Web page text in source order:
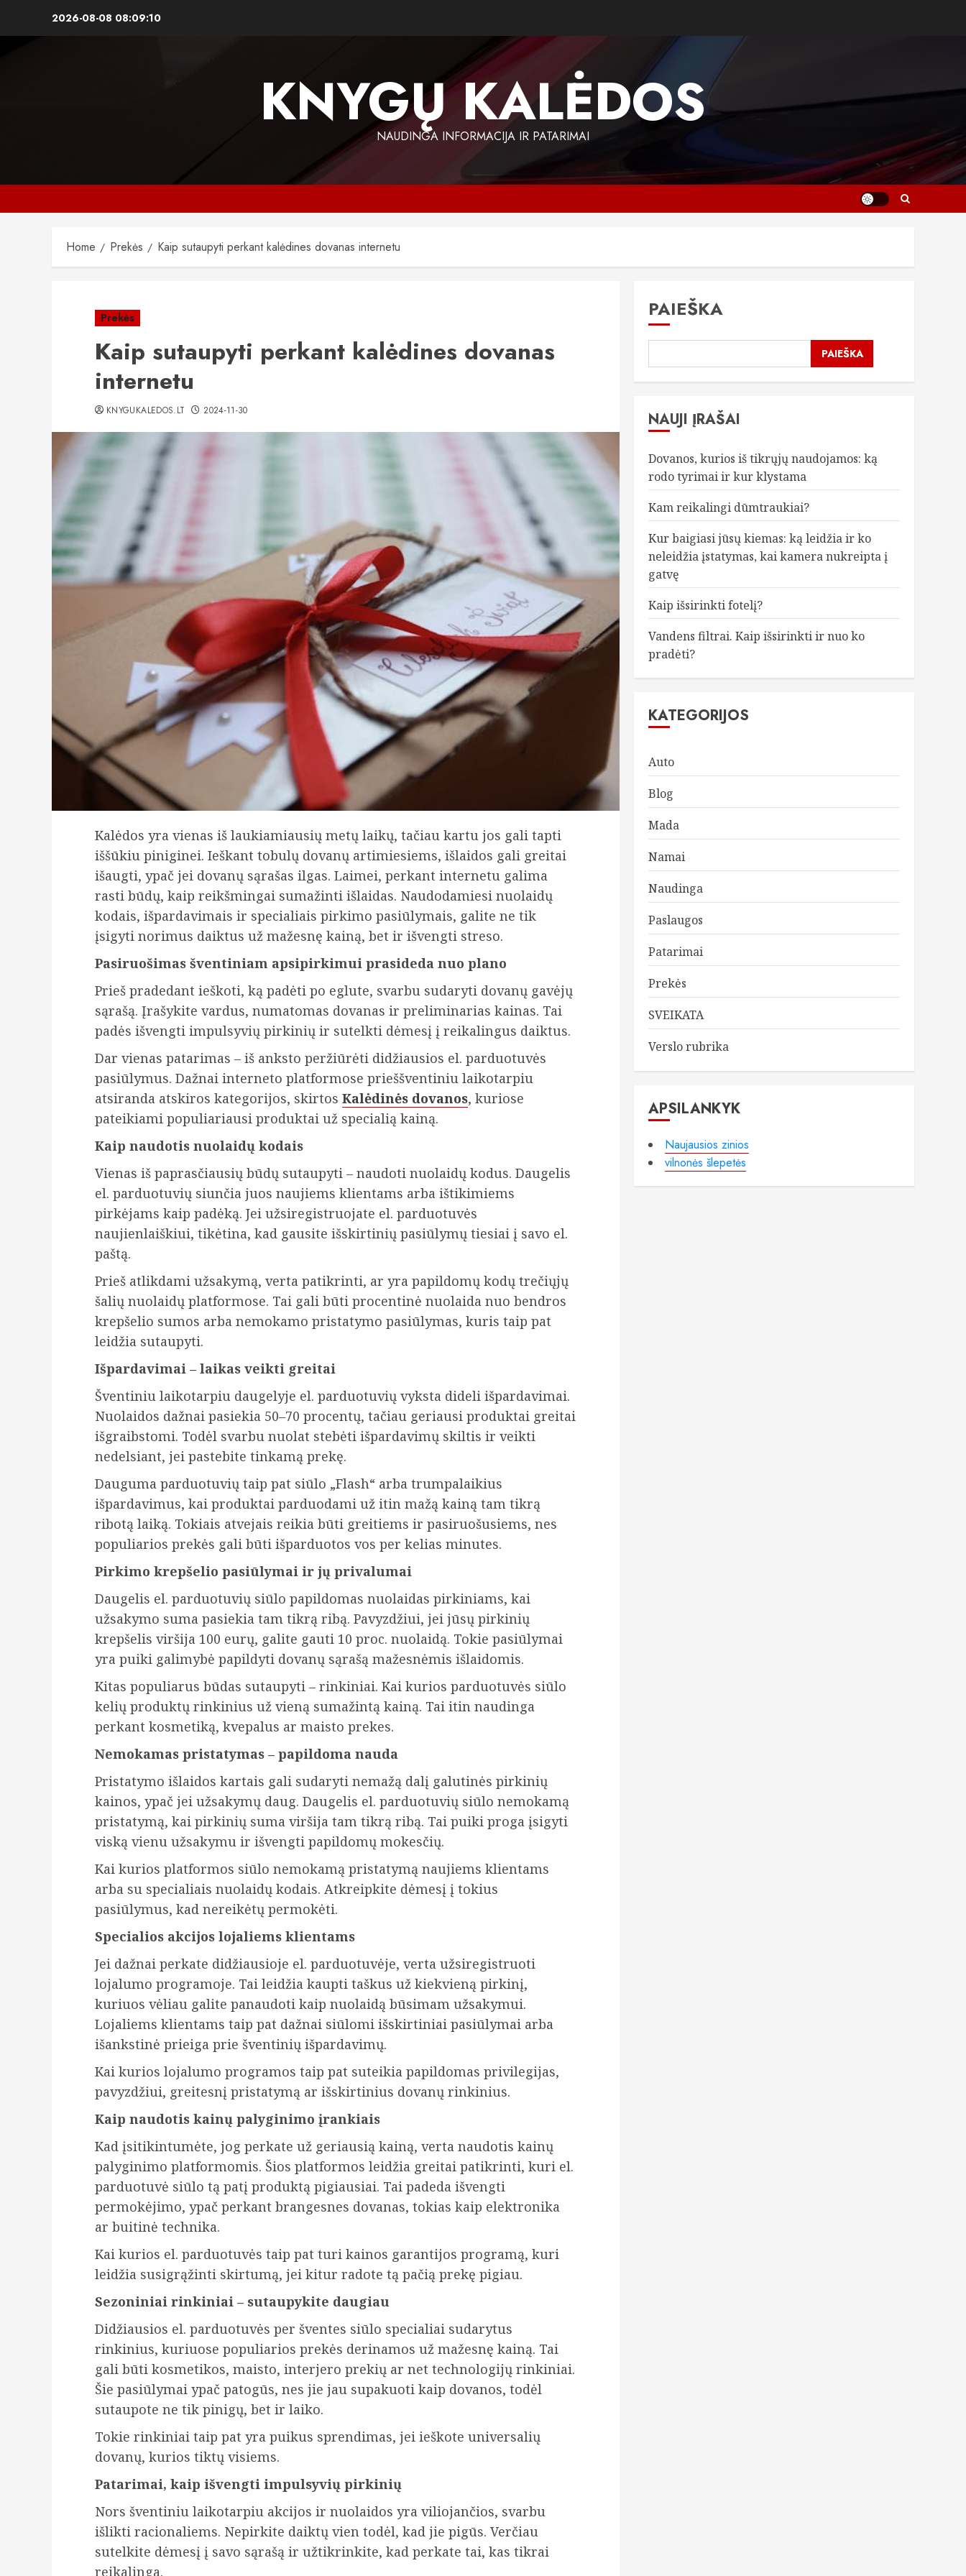
2026-08-08 08:09:11
KNYGŲ KALĖDOS
NAUDINGA INFORMACIJA IR PATARIMAI
Home Prekės Kaip sutaupyti perkant kalėdines dovanas internetu
Prekės
Kaip sutaupyti perkant kalėdines dovanas
internetu
KNYGUKALEDOS.LT 2024-11-30
Kalėdos yra vienas iš laukiamiausių metų laikų, tačiau kartu jos gali tapti
iššūkiu piniginei. Ieškant tobulų dovanų artimiesiems, išlaidos gali greitai
išaugti, ypač jei dovanų sąrašas ilgas. Laimei, perkant internetu galima
rasti būdų, kaip reikšmingai sumažinti išlaidas. Naudodamiesi nuolaidų
kodais, išpardavimais ir specialiais pirkimo pasiūlymais, galite ne tik
įsigyti norimus daiktus už mažesnę kainą, bet ir išvengti streso.
Pasiruošimas šventiniam apsipirkimui prasideda nuo plano
Prieš pradedant ieškoti, ką padėti po eglute, svarbu sudaryti dovanų gavėjų
sąrašą. Įrašykite vardus, numatomas dovanas ir preliminarias kainas. Tai
padės išvengti impulsyvių pirkinių ir sutelkti dėmesį į reikalingus daiktus.
Dar vienas patarimas – iš anksto peržiūrėti didžiausios el. parduotuvės
pasiūlymus. Dažnai interneto platformose prieššventiniu laikotarpiu
atsiranda atskiros kategorijos, skirtos Kalėdinės dovanos, kuriose
pateikiami populiariausi produktai už specialią kainą.
Kaip naudotis nuolaidų kodais
Vienas iš paprasčiausių būdų sutaupyti – naudoti nuolaidų kodus. Daugelis
el. parduotuvių siunčia juos naujiems klientams arba ištikimiems
pirkėjams kaip padėką. Jei užsiregistruojate el. parduotuvės
naujienlaiškiui, tikėtina, kad gausite išskirtinių pasiūlymų tiesiai į savo el.
paštą.
Prieš atlikdami užsakymą, verta patikrinti, ar yra papildomų kodų trečiųjų
šalių nuolaidų platformose. Tai gali būti procentinė nuolaida nuo bendros
krepšelio sumos arba nemokamo pristatymo pasiūlymas, kuris taip pat
leidžia sutaupyti.
Išpardavimai – laikas veikti greitai
Šventiniu laikotarpiu daugelyje el. parduotuvių vyksta dideli išpardavimai.
Nuolaidos dažnai pasiekia 50–70 procentų, tačiau geriausi produktai greitai
išgraibstomi. Todėl svarbu nuolat stebėti išpardavimų skiltis ir veikti
nedelsiant, jei pastebite tinkamą prekę.
Dauguma parduotuvių taip pat siūlo „Flash“ arba trumpalaikius
išpardavimus, kai produktai parduodami už itin mažą kainą tam tikrą
ribotą laiką. Tokiais atvejais reikia būti greitiems ir pasiruošusiems, nes
populiarios prekės gali būti išparduotos vos per kelias minutes.
Pirkimo krepšelio pasiūlymai ir jų privalumai
Daugelis el. parduotuvių siūlo papildomas nuolaidas pirkiniams, kai
užsakymo suma pasiekia tam tikrą ribą. Pavyzdžiui, jei jūsų pirkinių
krepšelis viršija 100 eurų, galite gauti 10 proc. nuolaidą. Tokie pasiūlymai
yra puiki galimybė papildyti dovanų sąrašą mažesnėmis išlaidomis.
Kitas populiarus būdas sutaupyti – rinkiniai. Kai kurios parduotuvės siūlo
kelių produktų rinkinius už vieną sumažintą kainą. Tai itin naudinga
perkant kosmetiką, kvepalus ar maisto prekes.
Nemokamas pristatymas – papildoma nauda
Pristatymo išlaidos kartais gali sudaryti nemažą dalį galutinės pirkinių
kainos, ypač jei užsakymų daug. Daugelis el. parduotuvių siūlo nemokamą
pristatymą, kai pirkinių suma viršija tam tikrą ribą. Tai puiki proga įsigyti
viską vienu užsakymu ir išvengti papildomų mokesčių.
Kai kurios platformos siūlo nemokamą pristatymą naujiems klientams
arba su specialiais nuolaidų kodais. Atkreipkite dėmesį į tokius
pasiūlymus, kad nereikėtų permokėti.
Specialios akcijos lojaliems klientams
Jei dažnai perkate didžiausioje el. parduotuvėje, verta užsiregistruoti
lojalumo programoje. Tai leidžia kaupti taškus už kiekvieną pirkinį,
kuriuos vėliau galite panaudoti kaip nuolaidą būsimam užsakymui.
Lojaliems klientams taip pat dažnai siūlomi išskirtiniai pasiūlymai arba
išankstinė prieiga prie šventinių išpardavimų.
Kai kurios lojalumo programos taip pat suteikia papildomas privilegijas,
pavyzdžiui, greitesnį pristatymą ar išskirtinius dovanų rinkinius.
Kaip naudotis kainų palyginimo įrankiais
Kad įsitikintumėte, jog perkate už geriausią kainą, verta naudotis kainų
palyginimo platformomis. Šios platformos leidžia greitai patikrinti, kuri el.
parduotuvė siūlo tą patį produktą pigiausiai. Tai padeda išvengti
permokėjimo, ypač perkant brangesnes dovanas, tokias kaip elektronika
ar buitinė technika.
Kai kurios el. parduotuvės taip pat turi kainos garantijos programą, kuri
leidžia susigrąžinti skirtumą, jei kitur radote tą pačią prekę pigiau.
Sezoniniai rinkiniai – sutaupykite daugiau
Didžiausios el. parduotuvės per šventes siūlo specialiai sudarytus
rinkinius, kuriuose populiarios prekės derinamos už mažesnę kainą. Tai
gali būti kosmetikos, maisto, interjero prekių ar net technologijų rinkiniai.
Šie pasiūlymai ypač patogūs, nes jie jau supakuoti kaip dovanos, todėl
sutaupote ne tik pinigų, bet ir laiko.
Tokie rinkiniai taip pat yra puikus sprendimas, jei ieškote universalių
dovanų, kurios tiktų visiems.
Patarimai, kaip išvengti impulsyvių pirkinių
Nors šventiniu laikotarpiu akcijos ir nuolaidos yra viliojančios, svarbu
išlikti racionaliems. Nepirkite daiktų vien todėl, kad jie pigūs. Verčiau
sutelkite dėmesį į savo sąrašą ir užtikrinkite, kad perkate tai, kas tikrai
reikalinga.
PAIEŠKA
PAIEŠKA
NAUJI ĮRAŠAI
Dovanos, kurios iš tikrųjų naudojamos: ką
rodo tyrimai ir kur klystama
Kam reikalingi dūmtraukiai?
Kur baigiasi jūsų kiemas: ką leidžia ir ko
neleidžia įstatymas, kai kamera nukreipta į
gatvę
Kaip išsirinkti fotelį?
Vandens filtrai. Kaip išsirinkti ir nuo ko
pradėti?
KATEGORIJOS
Auto
Blog
Mada
Namai
Naudinga
Paslaugos
Patarimai
Prekės
SVEIKATA
Verslo rubrika
APSILANKYK
Naujausios zinios
vilnonės šlepetės